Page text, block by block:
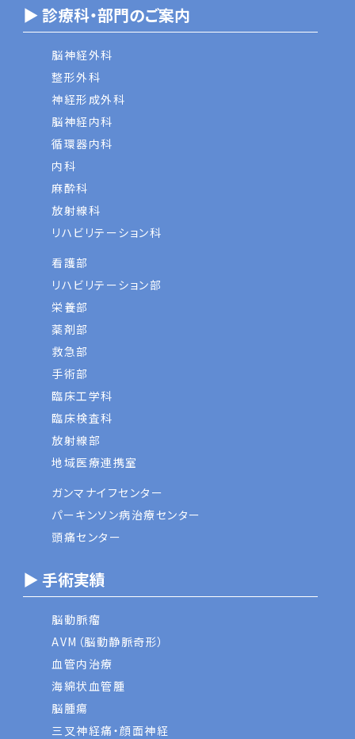
▶ 診療科・部門のご案内
脳神経外科
整形外科
神経形成外科
脳神経内科
循環器内科
内科
麻酔科
放射線科
リハビリテーション科
看護部
リハビリテーション部
栄養部
薬剤部
救急部
手術部
臨床工学科
臨床検査科
放射線部
地域医療連携室
ガンマナイフセンター
パーキンソン病治療センター
頭痛センター
▶ 手術実績
脳動脈瘤
AVM（脳動静脈奇形）
血管内治療
海綿状血管腫
脳腫瘍
三叉神経痛・顔面神経